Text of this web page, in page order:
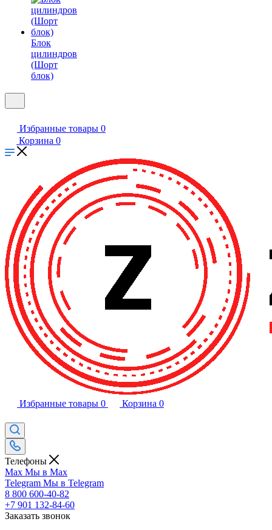
Блок
цилиндров
(Шорт
блок)
Избранные товары 0
Корзина 0
Избранные товары 0 Корзина 0
Телефоны
Max Мы в Max
Telegram Мы в Telegram
8 800 600-40-82
+7 901 132-84-60
Заказать звонок